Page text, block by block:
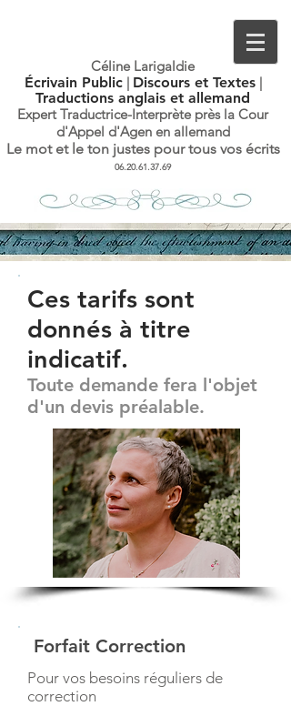
Céline Larigaldie
Écrivain Public| Discours et Textes|
Traductions anglais et allemand
Expert Traductrice-Interprète près la Cour
d'Appel d'Agen en allemand
Le mot et le ton justes pour tous vos écrits
06.20.61.37.69
Ces tarifs sont
donnés à titre
indicatif.
Toute demande fera l'objet
d'un devis préalable.
Forfait Correction
Pour vos besoins réguliers de
correction